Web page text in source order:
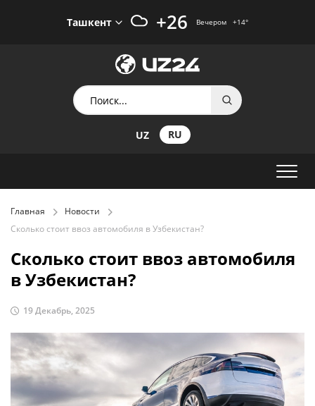
Ташкент +26 Вечером +14°
UZ RU
Главная
Новости
Сколько стоит ввоз автомобиля в Узбекистан?
Сколько стоит ввоз автомобиля
в Узбекистан?
19 Декабрь, 2025